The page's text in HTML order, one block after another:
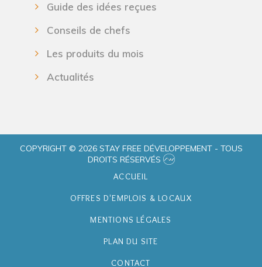
Guide des idées reçues
Conseils de chefs
Les produits du mois
Actualités
COPYRIGHT © 2026 STAY FREE DÉVELOPPEMENT - TOUS
DROITS RÉSERVÉS
ACCUEIL
OFFRES D'EMPLOIS & LOCAUX
MENTIONS LÉGALES
PLAN DU SITE
CONTACT